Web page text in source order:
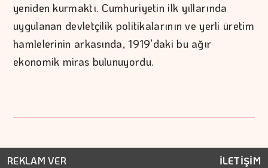
yeniden kurmaktı. Cumhuriyetin ilk yıllarında
uygulanan devletçilik politikalarının ve yerli üretim
hamlelerinin arkasında, 1919’daki bu ağır
ekonomik miras bulunuyordu.
REKLAM VER İLETİŞİM